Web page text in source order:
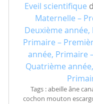
Eveil scientifique
Maternelle –
Deuxième
Primaire –
année, Primaire
Quatrième
Tags : abeille âne
cochon mouton